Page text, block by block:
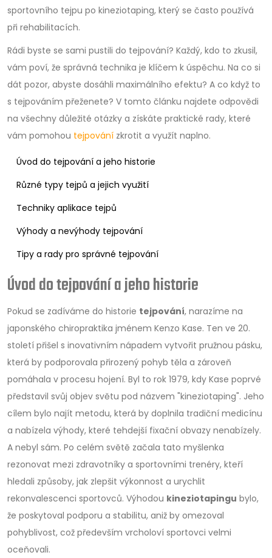
sportovního tejpu po kineziotaping, který se často používá
při rehabilitacích.
Rádi byste se sami pustili do tejpování? Každý, kdo to zkusil,
vám poví, že správná technika je klíčem k úspěchu. Na co si
dát pozor, abyste dosáhli maximálního efektu? A co když to
s tejpováním přeženete? V tomto článku najdete odpovědi
na všechny důležité otázky a získáte praktické rady, které
vám pomohou tejpování zkrotit a využít naplno.
Úvod do tejpování a jeho historie
Různé typy tejpů a jejich využití
Techniky aplikace tejpů
Výhody a nevýhody tejpování
Tipy a rady pro správné tejpování
Úvod do tejpování a jeho historie
Pokud se zadíváme do historie tejpování, narazíme na
japonského chiropraktika jménem Kenzo Kase. Ten ve 20.
století přišel s inovativním nápadem vytvořit pružnou pásku,
která by podporovala přirozený pohyb těla a zároveň
pomáhala v procesu hojení. Byl to rok 1979, kdy Kase poprvé
představil svůj objev světu pod názvem "kineziotaping". Jeho
cílem bylo najít metodu, která by doplnila tradiční medicínu
a nabízela výhody, které tehdejší fixační obvazy nenabízely.
A nebyl sám. Po celém světě začala tato myšlenka
rezonovat mezi zdravotníky a sportovními trenéry, kteří
hledali způsoby, jak zlepšit výkonnost a urychlit
rekonvalescenci sportovců. Výhodou kineziotapingu bylo,
že poskytoval podporu a stabilitu, aniž by omezoval
pohyblivost, což především vrcholoví sportovci velmi
oceňovali.